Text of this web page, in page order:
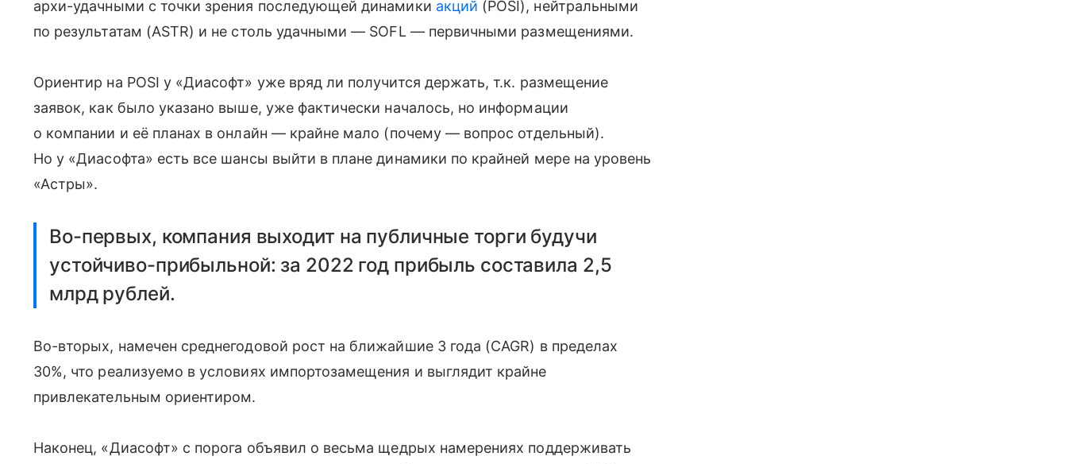
архи-удачными с точки зрения последующей динамики акций (POSI), нейтральными
по результатам (ASTR) и не столь удачными — SOFL — первичными размещениями.
Ориентир на POSI у «Диасофт» уже вряд ли получится держать, т.к. размещение
заявок, как было указано выше, уже фактически началось, но информации
о компании и её планах в онлайн — крайне мало (почему — вопрос отдельный).
Но у «Диасофта» есть все шансы выйти в плане динамики по крайней мере на уровень
«Астры».
Во-первых, компания выходит на публичные торги будучи
устойчиво-прибыльной: за 2022 год прибыль составила 2,5
млрд рублей.
Во-вторых, намечен среднегодовой рост на ближайшие 3 года (CAGR) в пределах
30%, что реализуемо в условиях импортозамещения и выглядит крайне
привлекательным ориентиром.
Наконец, «Диасофт» с порога объявил о весьма щедрых намерениях поддерживать